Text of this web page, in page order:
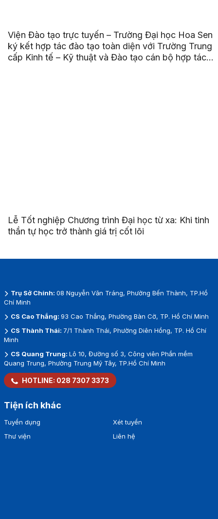
Viện Đào tạo trực tuyến – Trường Đại học Hoa Sen
ký kết hợp tác đào tạo toàn diện với Trường Trung
cấp Kinh tế – Kỹ thuật và Đào tạo cán bộ hợp tác
Lễ Tốt nghiệp Chương trình Đại học từ xa: Khi tinh
thần tự học trở thành giá trị cốt lõi
Trụ Sở Chính: 08 Nguyễn Văn Tráng, Phường Bến Thành, TP.Hồ
Chí Minh
CS Cao Thắng: 93 Cao Thắng, Phường Bàn Cờ, TP. Hồ Chí Minh
CS Thành Thái: 7/1 Thành Thái, Phường Diên Hồng, TP. Hồ Chí
Minh
CS Quang Trung: Lô 10, Đường số 3, Công viên Phần mềm
Quang Trung, Phường Trung Mỹ Tây, TP.Hồ Chí Minh
HOTLINE: 028 7307 3373
Tiện ích khác
Tuyển dụng
Thư viện
Xét tuyển
Liên hệ